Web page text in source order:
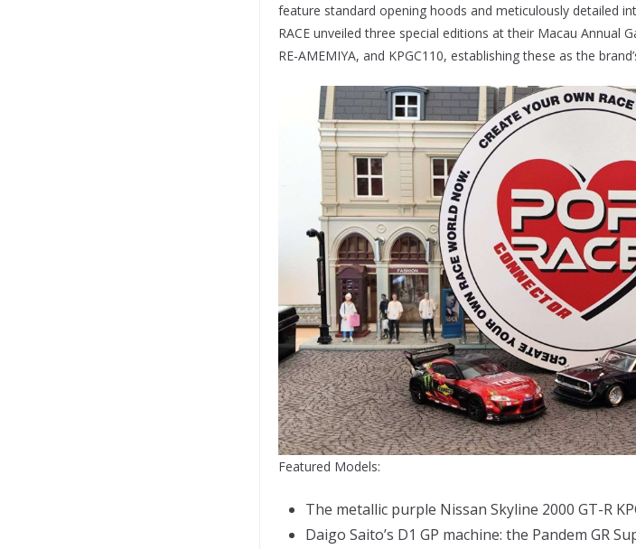
feature standard opening hoods and meticulously detailed
RACE unveiled three special editions at their Macau Annual
RE-AMEMIYA, and KPGC110, establishing these as the
Featured Models:
The metallic purple Nissan Skyline 2000 GT-R
Daigo Saito’s D1 GP machine: the Pandem GR